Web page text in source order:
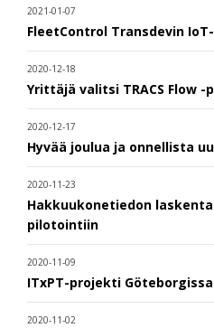
2021-01-07
FleetControl Transdevin
2020-12-18
Yrittäjä valitsi TRACS Flow -
2020-12-17
Hyvää joulua ja onnellista
2020-11-23
Hakkuukonetiedon
pilotointiin
2020-11-09
ITxPT-projekti Göteborgissa
2020-11-02